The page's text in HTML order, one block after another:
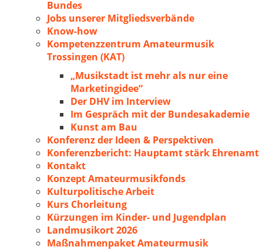
Bundes
Jobs unserer Mitgliedsverbände
Know-how
Kompetenzzentrum Amateurmusik
Trossingen (KAT)
„Musikstadt ist mehr als nur eine
Marketingidee“
Der DHV im Interview
Im Gespräch mit der Bundesakademie
Kunst am Bau
Konferenz der Ideen & Perspektiven
Konferenzbericht: Hauptamt stärk Ehrenamt
Kontakt
Konzept Amateurmusikfonds
Kulturpolitische Arbeit
Kurs Chorleitung
Kürzungen im Kinder- und Jugendplan
Landmusikort 2026
Maßnahmenpaket Amateurmusik